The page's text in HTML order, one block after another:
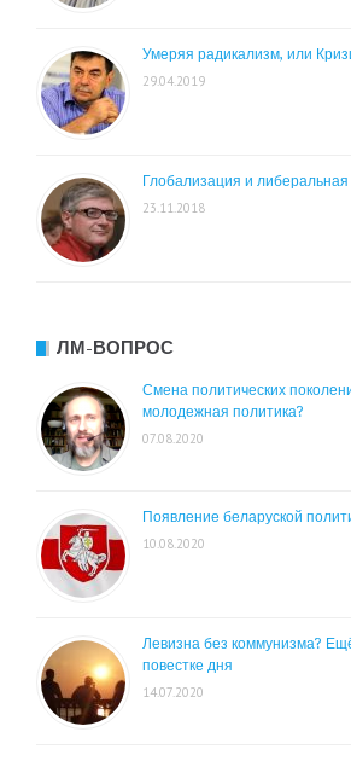
Умеряя радикализм, или
29.04.2019
Глобализация и
23.11.2018
ЛМ-ВОПРОС
Смена политических
молодежная политика?
07.08.2020
Появление беларуской
10.08.2020
Левизна без коммунизма?
повестке дня
14.07.2020